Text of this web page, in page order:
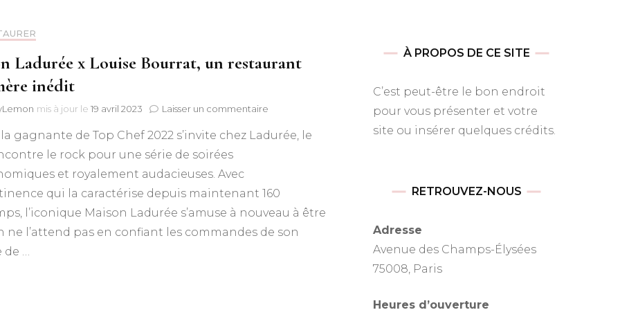
Ladurée x Louise Bourrat, un restaurant
inédit
mis à jour le 19 avril 2023 Laisser un commentaire
Ladurée
un
éphémère
inédit
gagnante de Top Chef 2022 s’invite chez Ladurée, le
le rock pour une série de soirées
et royalement audacieuses. Avec
qui la caractérise depuis maintenant 160
l’iconique Maison Ladurée s’amuse à nouveau à être
ne l’attend pas en confiant les commandes de son
de …
À PROPOS DE CE SITE
C’est peut-être le bon endroit
pour vous présenter et votre
site ou insérer quelques crédits.
RETROUVEZ-NOUS
Adresse
Avenue des Champs-Élysées
75008, Paris
Heures d’ouverture